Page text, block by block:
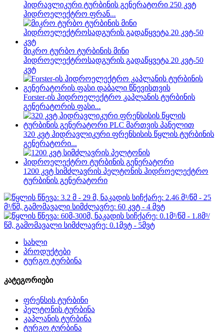
ჰიდრავლიკური ტურბინის გენერატორი 250 კვტ
ჰიდროელექტრო ფრან...
მიკრო ტურბო ტურბინის მინი
ჰიდროელექტროსადგურის გადაწყვეტა 20 კვტ-50
კვტ
Forster-ის ჰიდროელექტრო კაპლანის ტურბინის
გენერატორის ფასი...
320 კვტ ჰიდრავლიკური ფრენსისის წყლის ტურბინის
გენერატორი...
1200 კვტ სიმძლავრის პელტონის ჰიდროელექტრო
ტურბინის გენერატორი
სახლი
პროდუქტები
ტურგო ტურბინა
კატეგორიები
ფრენსის ტურბინი
პელტონის ტურბინა
კაპლანის ტურბინა
ტურგო ტურბინა